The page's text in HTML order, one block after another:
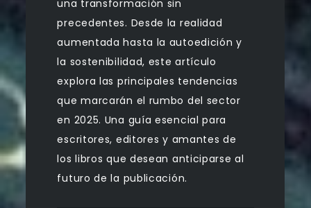
una transformación sin
precedentes. Desde la realidad
aumentada hasta la autoedición y
la sostenibilidad, este artículo
explora las principales tendencias
que marcarán el rumbo del sector
en 2025. Una guía esencial para
escritores, editores y amantes de
los libros que desean anticiparse al
futuro de la publicación.